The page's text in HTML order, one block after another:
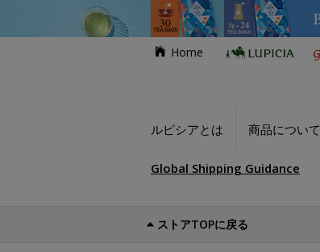
Home
ルピシアとは 商品について
Global Shipping Guidance
ストアTOPに戻る